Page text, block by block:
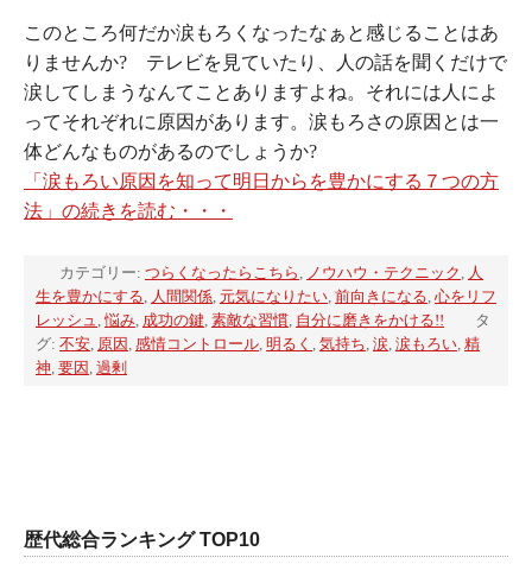
このところ何だか涙もろくなったなぁと感じることはあ
りませんか? テレビを見ていたり、人の話を聞くだけで
涙してしまうなんてことありますよね。それには人によ
ってそれぞれに原因があります。涙もろさの原因とは一
体どんなものがあるのでしょうか?
「涙もろい原因を知って明日からを豊かにする７つの方
法」の続きを読む・・・
カテゴリー: つらくなったらこちら ノウハウ・テクニック
人
生を豊かにする
人間関係 元気になりたい 前向きになる 心をリフ
レッシュ ,悩み 成功の鍵 素敵な習慣 自分に磨きをかける!!
タ
グ: 不安 原因 感情コントロール 明るく 気持ち 涙 涙もろい 精
神 要因 過剰
歴代総合ランキング TOP10